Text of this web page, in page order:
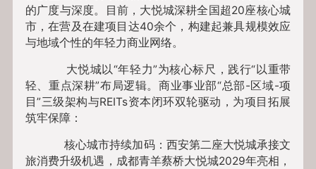
的广度与深度。目前，大悦城深耕全国超20座核心城
市，在营及在建项目达40余个，构建起兼具规模效应
与地域个性的年轻力商业网络。
大悦城以“年轻力”为核心标尺，践行“以重带
轻、重点深耕”布局逻辑。商业事业部“总部-区域-项
目”三级架构与REITs资本闭环双轮驱动，为项目拓展
筑牢保障：
核心城市持续加码：西安第二座大悦城承接文
旅消费升级机遇，成都青羊蔡桥大悦城2029年亮相，